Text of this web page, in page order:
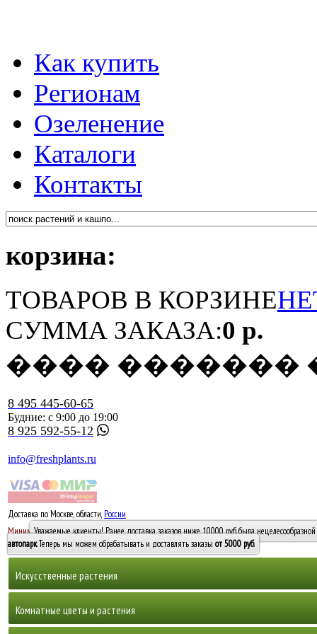
Как купить
Регионам
Озеленение
Каталоги
Контакты
корзина:
ТОВАРОВ В КОРЗИНЕ
СУММА ЗАКАЗА:0 р.
���� �������
8 495 445-60-65
Будние: с 9:00 до 19:00
8 925 592-55-12
info@freshplants.ru
Доставка по Москве, области, России
Минимальный заказ -10 0005000 руб.
Уважаемые клиенты! Ранее доставка заказов ниже 10000 руб. была
автопарк. Теперь мы можем обрабатывать и доставлять заказы от 5000 руб.
Искусственные растения
Горшечные растения, кусты и мох
Комнатные цветы и растения